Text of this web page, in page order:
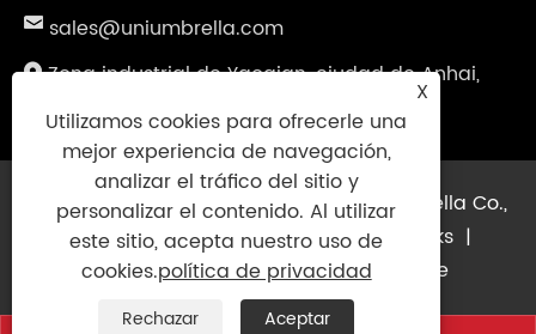
sales@uniumbrella.com
Zona industrial de Yaoqian, ciudad de Anhai,
ciudad de Jinjiang, Fujian, China
Copyright © 2021 Jinjiang Fengyuan Umbrella Co.,
Ltd. Todos los derechos reservados
Links|
Sitemap|RSS|XML|política de
privacidad|
X
Utilizamos cookies para ofrecerle una
mejor experiencia de navegación,
analizar el tráfico del sitio y
personalizar el contenido. Al utilizar
este sitio, acepta nuestro uso de
cookies.política de privacidad
Rechazar Aceptar